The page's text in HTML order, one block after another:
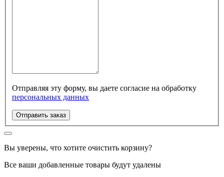
Отправляя эту форму, вы даете согласие на обработку
персональных данных
Отправить заказ
Вы уверены, что хотите очистить корзину?
Все ваши добавленные товары будут удалены